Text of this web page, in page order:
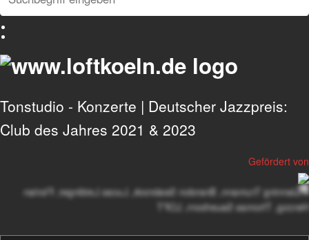
e
a
c s
c
l
i
Tonstudio - Konzerte | Deutscher Jazzpreis:
Club des Jahres 2021 & 2023
Gefördert von